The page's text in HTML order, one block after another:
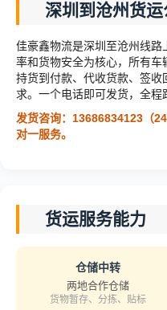
深圳到沧州货运
佳豪鑫物流是深圳至沧州线
率和货物安全为核心，所有
持货到付款、代收货款、签
求。一个电话即可发货，全程
发货咨询：13686834123（
对一服务。
货运服务能力
仓储中转
两地合作仓储
货物暂存、分拣、贴标